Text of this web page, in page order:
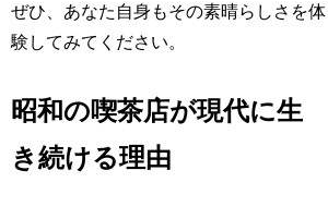
ぜひ、あなた自身もその素晴らしさを体
験してみてください。
昭和の喫茶店が現代に生
き続ける理由